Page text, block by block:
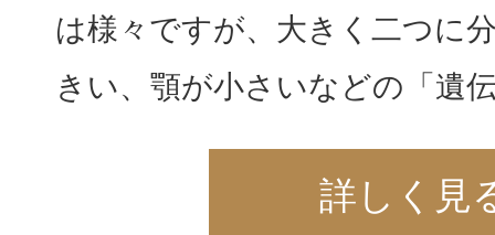
は様々ですが、大きく二つに
きい、顎が小さいなどの「遺
詳しく見